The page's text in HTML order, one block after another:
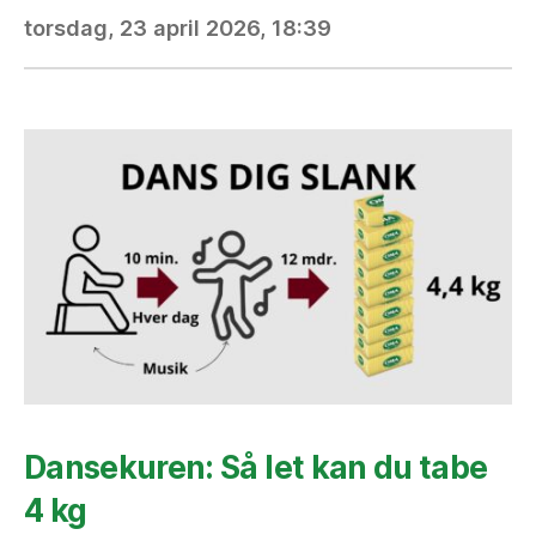
torsdag, 23 april 2026, 18:39
Dansekuren: Så let kan du tabe
4 kg